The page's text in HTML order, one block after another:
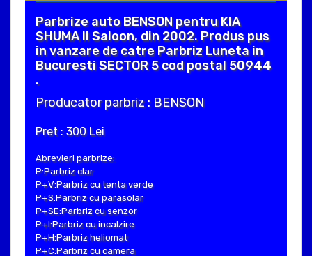
Parbrize auto BENSON pentru KIA
SHUMA II Saloon, din 2002. Produs pus
in vanzare de catre Parbriz Luneta in
Bucuresti SECTOR 5 cod postal 50944
.
Producator parbriz : BENSON
Pret : 300 Lei
Abrevieri parbrize:
P:Parbriz clar
P+V:Parbriz cu tenta verde
P+S:Parbriz cu parasolar
P+SE:Parbriz cu senzor
P+I:Parbriz cu incalzire
P+H:Parbriz heliomat
P+C:Parbriz cu camera